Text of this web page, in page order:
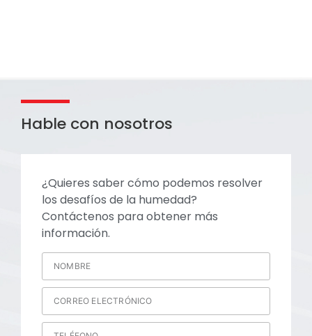
¿Quieres saber cómo podemos resolver
los desafíos de la humedad?
Contáctenos para obtener más
información.
Hable con nosotros